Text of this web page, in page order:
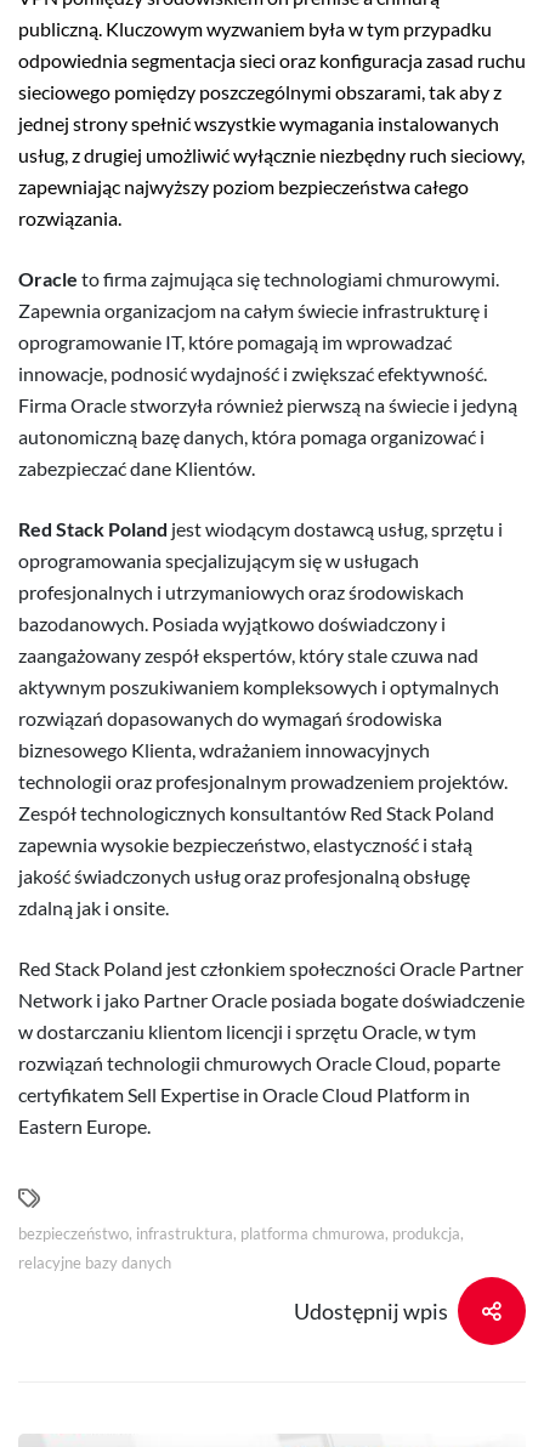
publiczną. Kluczowym wyzwaniem była w tym przypadku
odpowiednia segmentacja sieci oraz konfiguracja zasad ruchu
sieciowego pomiędzy poszczególnymi obszarami, tak aby z
jednej strony spełnić wszystkie wymagania instalowanych
usług, z drugiej umożliwić wyłącznie niezbędny ruch sieciowy,
zapewniając najwyższy poziom bezpieczeństwa całego
rozwiązania.
Oracle to firma zajmująca się technologiami chmurowymi.
Zapewnia organizacjom na całym świecie infrastrukturę i
oprogramowanie IT, które pomagają im wprowadzać
innowacje, podnosić wydajność i zwiększać efektywność.
Firma Oracle stworzyła również pierwszą na świecie i jedyną
autonomiczną bazę danych, która pomaga organizować i
zabezpieczać dane Klientów.
Red Stack Poland jest wiodącym dostawcą usług, sprzętu i
oprogramowania specjalizującym się w usługach
profesjonalnych i utrzymaniowych oraz środowiskach
bazodanowych. Posiada wyjątkowo doświadczony i
zaangażowany zespół ekspertów, który stale czuwa nad
aktywnym poszukiwaniem kompleksowych i optymalnych
rozwiązań dopasowanych do wymagań środowiska
biznesowego Klienta, wdrażaniem innowacyjnych
technologii oraz profesjonalnym prowadzeniem projektów.
Zespół technologicznych konsultantów Red Stack Poland
zapewnia wysokie bezpieczeństwo, elastyczność i stałą
jakość świadczonych usług oraz profesjonalną obsługę
zdalną jak i onsite.
Red Stack Poland jest członkiem społeczności Oracle Partner
Network i jako Partner Oracle posiada bogate doświadczenie
w dostarczaniu klientom licencji i sprzętu Oracle, w tym
rozwiązań technologii chmurowych Oracle Cloud, poparte
certyfikatem Sell Expertise in Oracle Cloud Platform in
Eastern Europe.
bezpieczeństwo, infrastruktura, platforma chmurowa, produkcja,
relacyjne bazy danych
Udostępnij wpis